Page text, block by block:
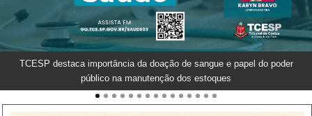
TCESP promoverá encontro de Formação de Conselheiros Municipais
do FUNDEB e de Saúde